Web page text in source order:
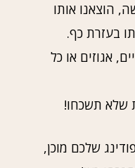
הוצאנו אותו
בעזרת כף.
אגוזים או כל
שלא תשכחו!
שלכם מוכן,